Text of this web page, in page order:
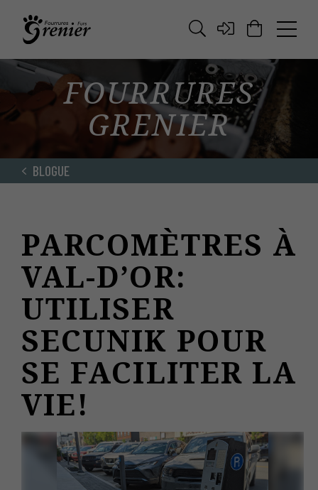
FOURRURES
GRENIER
BLOGUE
PARCOMÈTRES À
VAL-D’OR:
UTILISER
SECUNIK POUR
SE FACILITER LA
VIE!